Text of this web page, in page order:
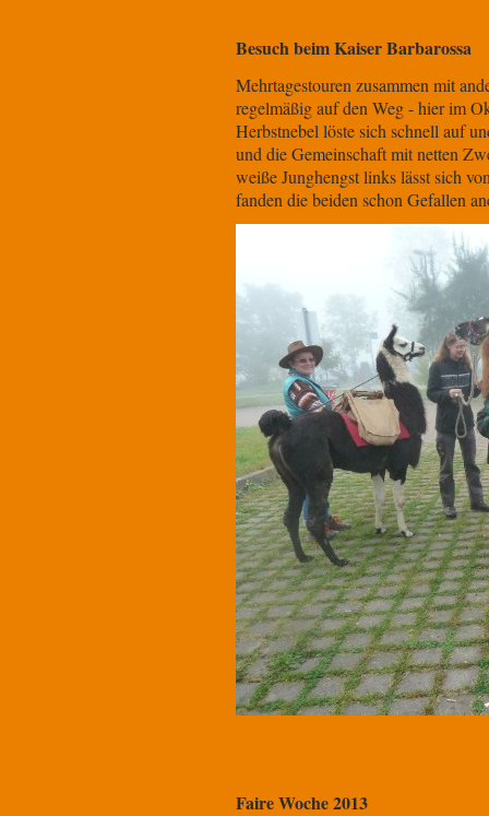
Besuch beim Kaiser Barbarossa
Mehrtagestouren zusammen mit
regelmäßig auf den Weg - hier im
Herbstnebel löste sich schnell auf
und die Gemeinschaft mit netten
weiße Junghengst links lässt sich
fanden die beiden schon Gefallen
Faire Woche 2013